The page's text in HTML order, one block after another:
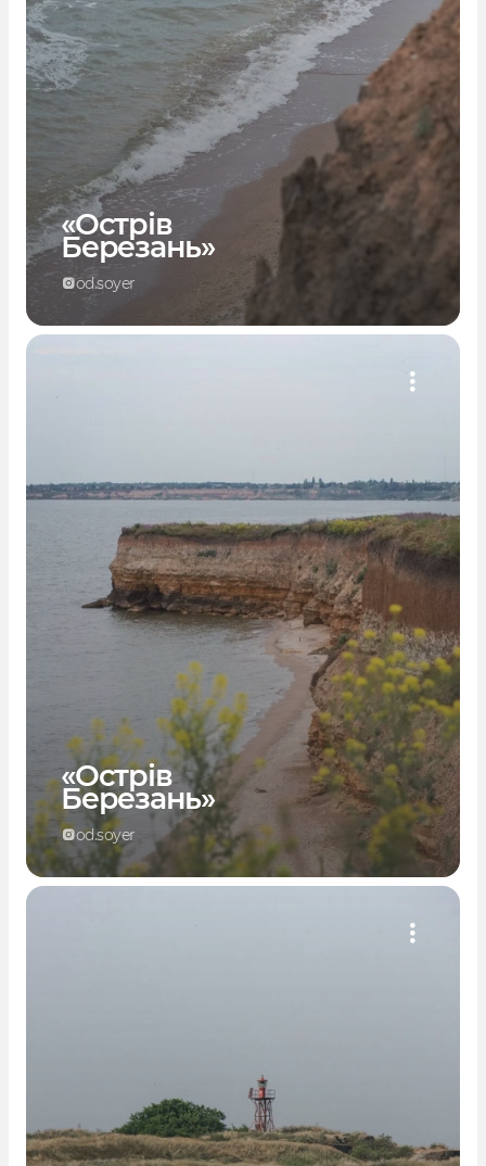
«Острів
Березань»
od.soyer
«Острів
Березань»
od.soyer